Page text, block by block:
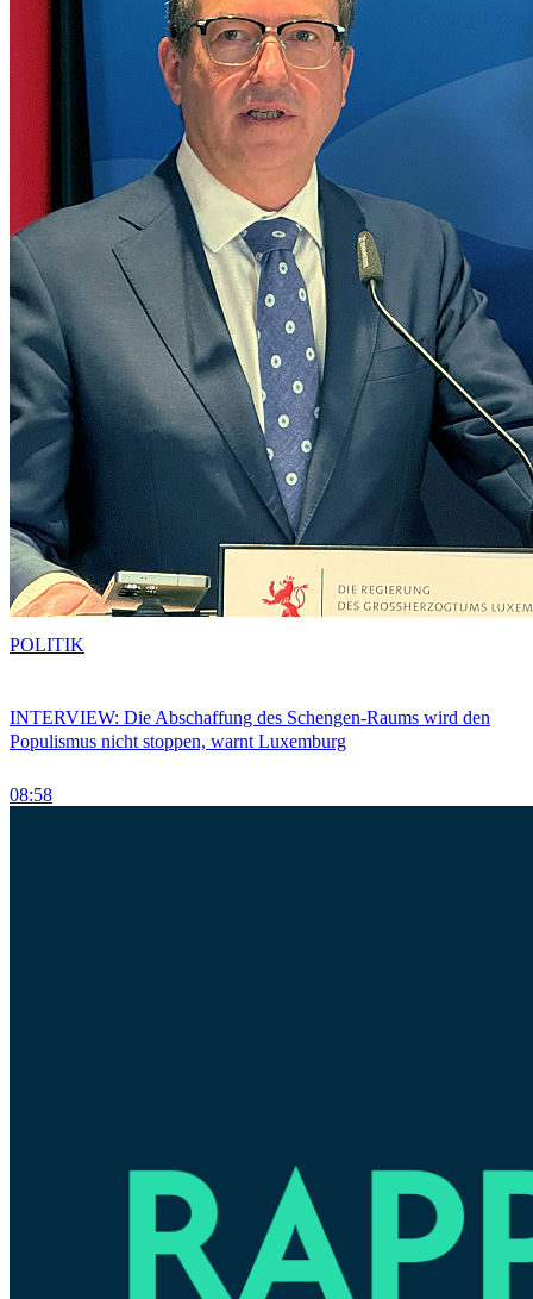
INTERVIEW: Die Abschaffung des Schengen-Raums wird den
Populismus nicht stoppen, warnt Luxemburg
08:58
POLITIK